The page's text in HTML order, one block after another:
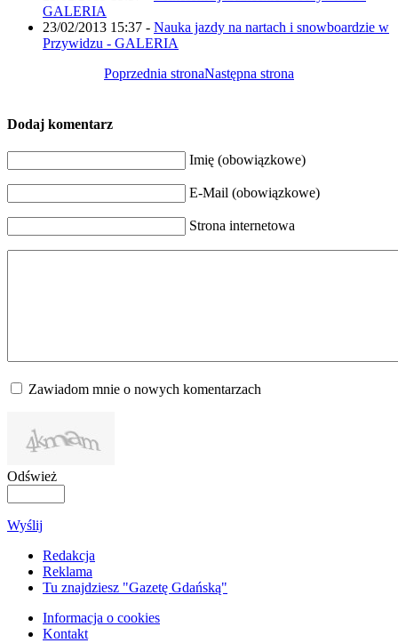
GALERIA
23/02/2013 15:37 - Nauka jazdy na nartach i snowboardzie w
Przywidzu - GALERIA
Poprzednia stronaNastępna strona
Dodaj komentarz
Imię (obowiązkowe)
E-Mail (obowiązkowe)
Strona internetowa
Zawiadom mnie o nowych komentarzach
Odśwież
Wyślij
Redakcja
Reklama
Tu znajdziesz "Gazetę Gdańską"
Informacja o cookies
Kontakt